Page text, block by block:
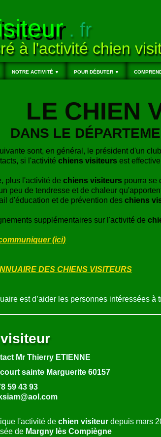
. fr
à l'activité chien
NOTRE ACTIVITÉ ▼ POUR DÉBUTER ▼
LE CHIEN
DANS LE
sont, en général, le président d'un
si l'activité chiens visiteurs est
plus l'activité de chiens visiteurs pourra se
peu de tendresse et de chaleur
d'éducation et de prévention des chiens
supplémentaires sur l'activité de
(ici)
DES CHIENS VISITEURS
est d’aider les personnes intéressées à
Mr Thierry ETIENNE
sainte Marguerite 60157
59 43 93
l'activité de chien visiteur depuis mars
de Margny lès Compiègne